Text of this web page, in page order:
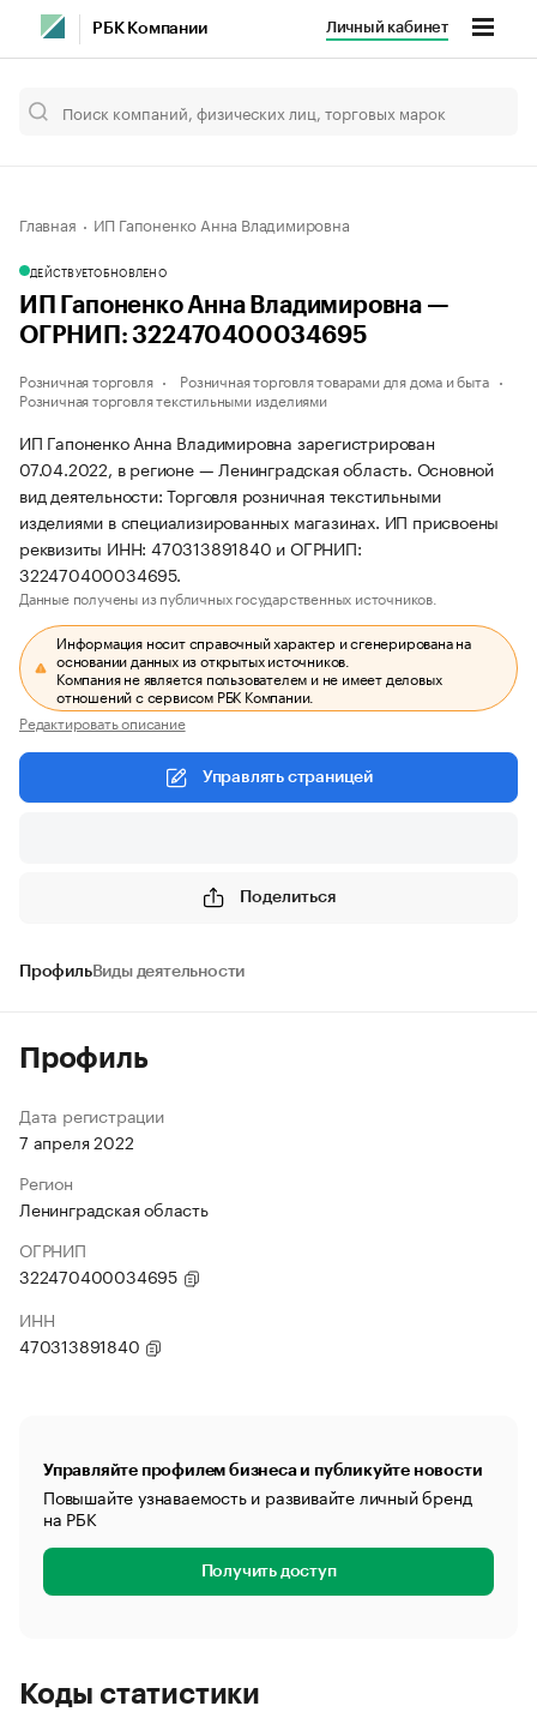
РБК Компании Личный кабинет
Главная ИП Гапоненко Анна Владимировна
ДЕЙСТВУЕТОБНОВЛЕНО
ИП Гапоненко Анна Владимировна —
ОГРНИП: 322470400034695
Розничная торговля
Розничная торговля товарами для дома и быта
Розничная торговля текстильными изделиями
ИП Гапоненко Анна Владимировна зарегистрирован
07.04.2022, в регионе — Ленинградская область. Основной
вид деятельности: Торговля розничная текстильными
изделиями в специализированных магазинах. ИП присвоены
реквизиты ИНН: 470313891840 и ОГРНИП:
322470400034695.
Данные получены из публичных государственных источников.
Информация носит справочный характер и сгенерирована на
основании данных из открытых источников.
Компания не является пользователем и не имеет деловых
отношений с сервисом РБК Компании.
Редактировать описание
Управлять страницей
Поделиться
ПрофильВиды деятельности
Профиль
Дата регистрации
7 апреля 2022
Регион
Ленинградская область
ОГРНИП
322470400034695
ИНН
470313891840
Управляйте профилем бизнеса и публикуйте новости
Повышайте узнаваемость и развивайте личный бренд
на РБК
Получить доступ
Коды статистики